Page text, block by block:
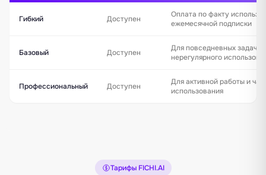
Гибкий Доступен
Оплата по факту
ежемесячной подписки
Базовый Доступен
Для повседневных задач и
нерегулярного
Профессиональный Доступен
Для активной работы и
использования
Тарифы FICHI.AI